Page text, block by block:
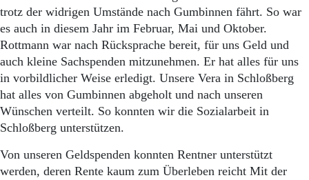
trotz der widrigen Umstände nach Gumbinnen fährt. So war
es auch in diesem Jahr im Februar, Mai und Oktober.
Rottmann war nach Rücksprache bereit, für uns Geld und
auch kleine Sachspenden mitzunehmen. Er hat alles für uns
in vorbildlicher Weise erledigt. Unsere Vera in Schloßberg
hat alles von Gumbinnen abgeholt und nach unseren
Wünschen verteilt. So konnten wir die Sozialarbeit in
Schloßberg unterstützen.
Von unseren Geldspenden konnten Rentner unterstützt
werden, deren Rente kaum zum Überleben reicht Mit der